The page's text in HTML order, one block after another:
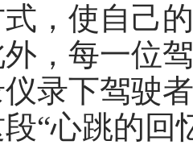
，使自己
，每一位
录下驾驶
“心跳的